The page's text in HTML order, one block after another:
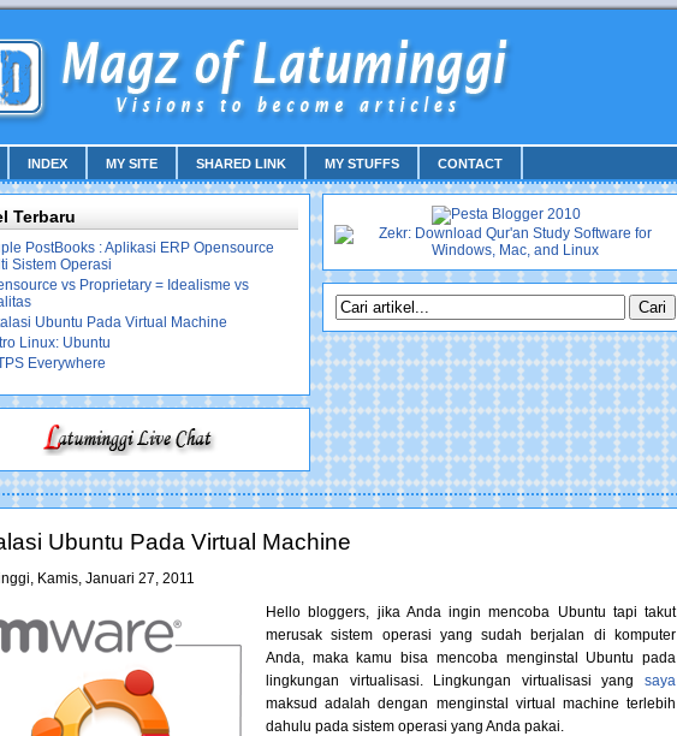
INDEX MY SITE SHARED LINK MY STUFFS CONTACT
Terbaru
PostBooks : Aplikasi ERP Opensource
Sistem Operasi
vs Proprietary = Idealisme vs
Ubuntu Pada Virtual Machine
Linux: Ubuntu
Everywhere
Ubuntu Pada Virtual Machine
Kamis, Januari 27, 2011
Hello bloggers, jika Anda ingin mencoba Ubuntu tapi takut
merusak sistem operasi yang sudah berjalan di komputer
Anda, maka kamu bisa mencoba menginstal Ubuntu pada
lingkungan virtualisasi. Lingkungan virtualisasi yang saya
maksud adalah dengan menginstal virtual machine terlebih
dahulu pada sistem operasi yang Anda pakai.